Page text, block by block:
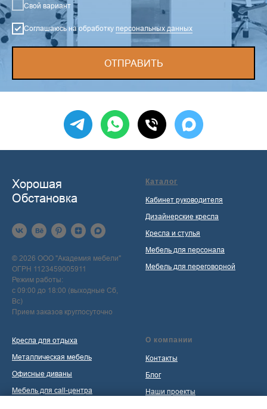
Свой вариант
Соглашаюсь на обработку персональных данных
ОТПРАВИТЬ
Хорошая
Обстановка
© 2026 ООО "Академия мебели"
ОГРН 1123459005911
Режим работы:
с 09:00 до 18:00 (выходные Сб,
Вс)
Прием заказов круглосуточно
Каталог
Кабинет руководителя
Дизайнерские кресла
Кресла и стулья
Мебель для персонала
Мебель для переговорной
Кресла для отдыха
Металлическая мебель
Офисные диваны
Мебель для call-центра
О компании
Контакты
Блог
Наши проекты